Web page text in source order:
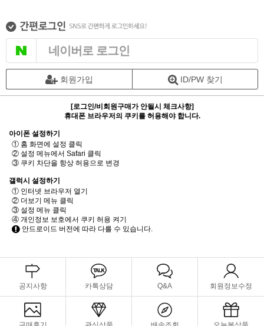
네이버로 로그인
회원가입 ID/PW 찾기
[로그인/비회원구매가 안될시 체크사항]
휴대폰 브라우저의 쿠키를 허용해야 합니다.
아이폰 설정하기
① 홈 화면에 설정 클릭
② 설정 메뉴에서 Safari 클릭
③ 쿠키 차단을 항상 허용으로 변경
갤럭시 설정하기
① 인터넷 브라우저 열기
② 더보기 메뉴 클릭
③ 설정 메뉴 클릭
④ 개인정보 보호에서 쿠키 허용 켜기
안드로이드 버전에 따라 다를 수 있습니다.
공지사항 카톡상담 Q&A 회원정보수정